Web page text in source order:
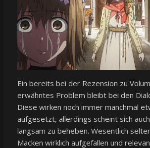
Ein bereits bei der Rezension zu
erwähntes Problem bleibt bei den
Diese wirken noch immer manchmal
aufgesetzt, allerdings scheint sich
langsam zu beheben. Wesentlich
Macken wirklich aufgefallen und